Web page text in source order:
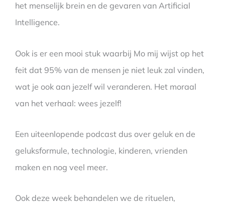
het menselijk brein en de gevaren van Artificial
Intelligence.
Ook is er een mooi stuk waarbij Mo mij wijst op het
feit dat 95% van de mensen je niet leuk zal vinden,
wat je ook aan jezelf wil veranderen. Het moraal
van het verhaal: wees jezelf!
Een uiteenlopende podcast dus over geluk en de
geluksformule, technologie, kinderen, vrienden
maken en nog veel meer.
Ook deze week behandelen we de rituelen,